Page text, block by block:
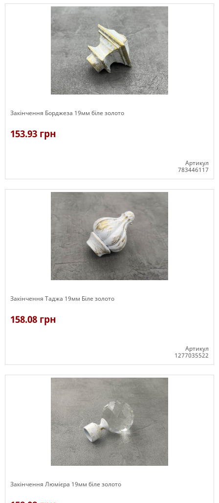
Закінчення Борджеза 19мм біле золото
153.93 грн
Артикул
783446117
Закінчення Таджа 19мм Біле золото
158.08 грн
Артикул
1277035522
Закінчення Люмієра 19мм біле золото